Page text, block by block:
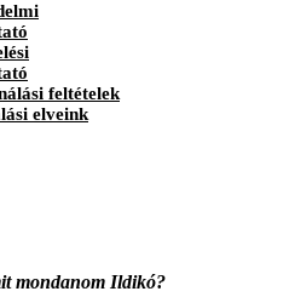
feltételek
elveink
mondanom Ildikó?